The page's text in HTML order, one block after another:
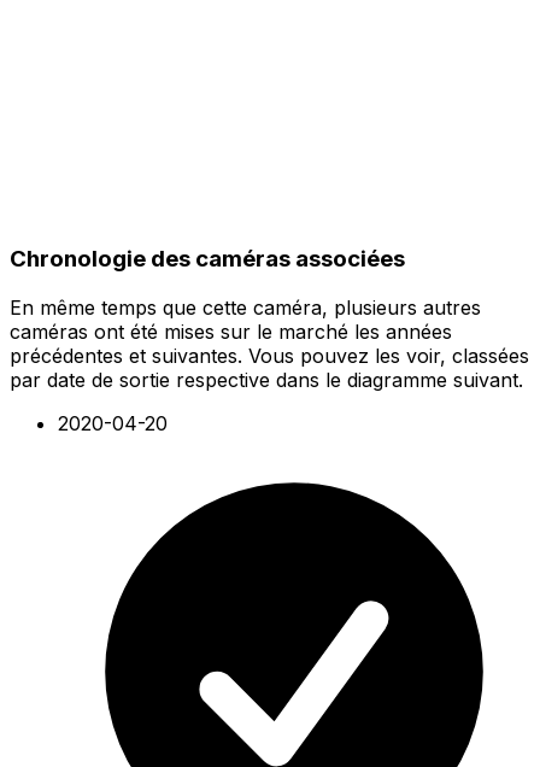
Chronologie des caméras associées
En même temps que cette caméra, plusieurs autres
caméras ont été mises sur le marché les années
précédentes et suivantes. Vous pouvez les voir, classées
par date de sortie respective dans le diagramme suivant.
2020-04-20